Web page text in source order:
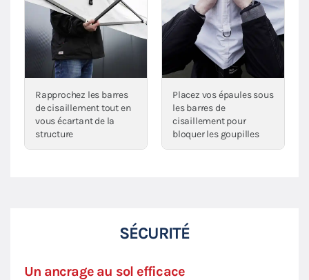
Rapprochez les barres
de cisaillement tout en
vous écartant de la
structure
Placez vos épaules sous
les barres de
cisaillement pour
bloquer les goupilles
SÉCURITÉ
Un ancrage au sol efficace